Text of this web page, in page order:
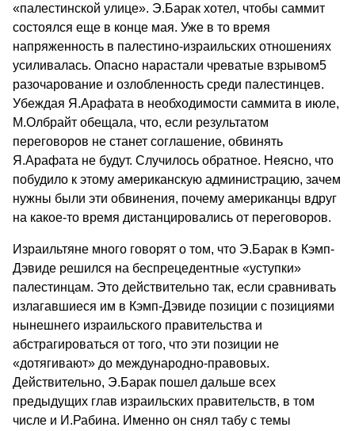
«палестинской улице». Э.Барак хотел, чтобы саммит
состоялся еще в конце мая. Уже в то время
напряженность в палестино-израильских отношениях
усиливалась. Опасно нарастали чреватые взрывом5
разочарование и озлобленность среди палестинцев.
Убеждая Я.Арафата в необходимости саммита в июле,
М.Олбрайт обещала, что, если результатом
переговоров не станет соглашение, обвинять
Я.Арафата не будут. Случилось обратное. Неясно, что
побудило к этому американскую администрацию, зачем
нужны были эти обвинения, почему американцы вдруг
на какое-то время дистанцировались от переговоров.
Израильтяне много говорят о том, что Э.Барак в Кэмп-
Дэвиде решился на беспрецедентные «уступки»
палестинцам. Это действительно так, если сравнивать
излагавшиеся им в Кэмп-Дэвиде позиции с позициями
нынешнего израильского правительства и
абстрагироваться от того, что эти позиции не
«дотягивают» до международно-правовых.
Действительно, Э.Барак пошел дальше всех
предыдущих глав израильских правительств, в том
числе и И.Рабина. Именно он снял табу с темы